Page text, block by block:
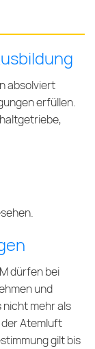
absolviert
erfüllen.
dürfen bei
und
nicht mehr als
der Atemluft
gilt bis